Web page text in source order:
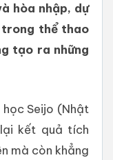
hòa nhập, dự
trong thể thao
tạo ra những
Seijo (Nhật
kết quả tích
mà còn khẳng